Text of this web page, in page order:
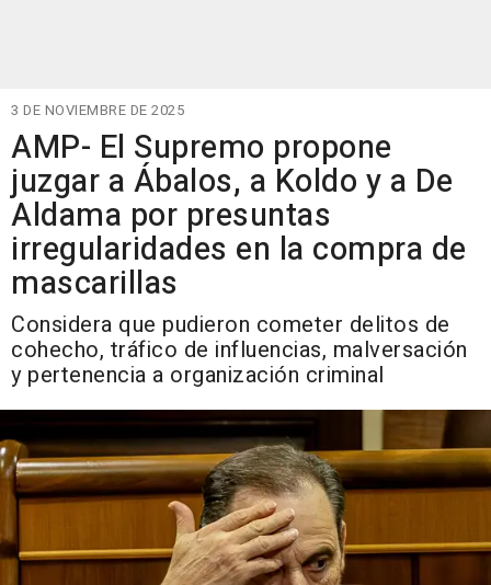
3 DE NOVIEMBRE DE 2025
AMP- El Supremo propone
juzgar a Ábalos, a Koldo y a De
Aldama por presuntas
irregularidades en la compra de
mascarillas
Considera que pudieron cometer delitos de
cohecho, tráfico de influencias, malversación
y pertenencia a organización criminal